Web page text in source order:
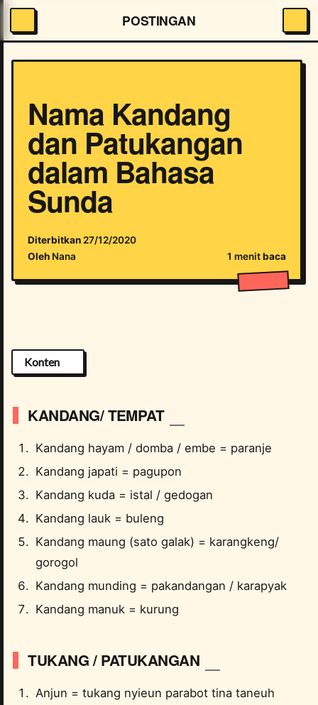
POSTINGAN
Nama Kandang
dan Patukangan
dalam Bahasa
Sunda
Diterbitkan 27/12/2020
Oleh Nana 1 menitbaca
Konten
KANDANG/ TEMPAT
Kandang hayam / domba / embe = paranje
Kandang japati = pagupon
Kandang kuda = istal / gedogan
Kandang lauk = buleng
Kandang maung (sato galak) = karangkeng/
gorogol
Kandang munding = pakandangan / karapyak
Kandang manuk = kurung
TUKANG / PATUKANGAN
Anjun = tukang nyieun parabot tina taneuh